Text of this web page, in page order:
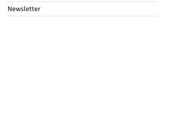
Newsletter